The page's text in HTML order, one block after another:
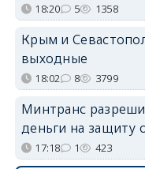
18:20 5 1358
Крым и
выходные
18:02 8 3799
Минтранс
деньги на защиту
17:18 1 423